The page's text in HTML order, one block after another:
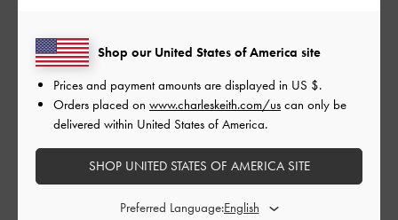
ぴーさんのレビュー
店頭でみて、形と他にはないデザインが気に入って購入しまし
サイズ:
デザイン
Shop our United States of America site
Prices and payment amounts are displayed in US $.
Orders placed on www.charleskeith.com/us can only be
delivered within United States of America.
SHOP UNITED STATES OF AMERICA SITE
Preferred Language: